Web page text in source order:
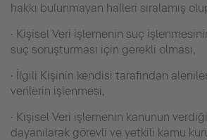
hakkı bulunmayan halleri sıralamış
· Kişisel Veri işlemenin suç
suç soruşturması için gerekli olması,
· İlgili Kişinin kendisi tarafından
verilerin işlenmesi,
· Kişisel Veri işlemenin kanunun
dayanılarak görevli ve yetkili kamu